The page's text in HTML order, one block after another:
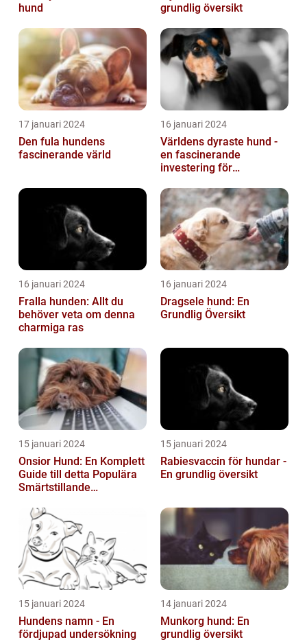
hund
grundlig översikt
17 januari 2024
Den fula hundens
fascinerande värld
16 januari 2024
Världens dyraste hund -
en fascinerande
investering för
16 januari 2024
Fralla hunden: Allt du
behöver veta om denna
charmiga ras
16 januari 2024
Dragsele hund: En
Grundlig Översikt
15 januari 2024
Onsior Hund: En Komplett
Guide till detta Populära
Smärtstillande
15 januari 2024
Rabiesvaccin för hundar -
En grundlig översikt
15 januari 2024
Hundens namn - En
fördjupad undersökning
14 januari 2024
Munkorg hund: En
grundlig översikt